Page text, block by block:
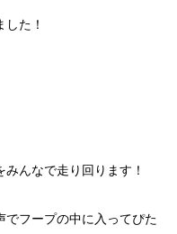
た！
んなで走り回ります！
フープの中に入ってぴた